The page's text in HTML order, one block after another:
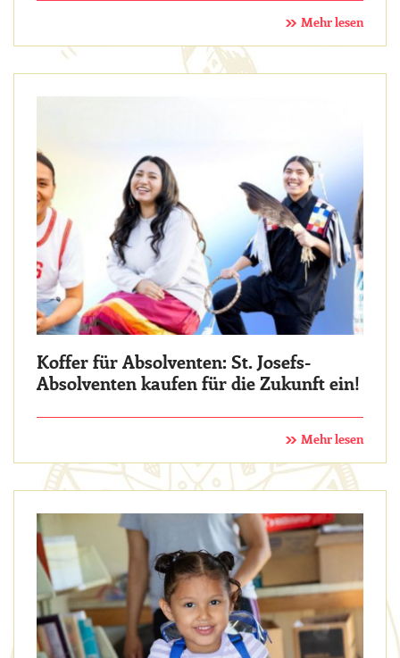
Mehr lesen
Koffer für Absolventen: St. Josefs-
Absolventen kaufen für die Zukunft ein!
Mehr lesen